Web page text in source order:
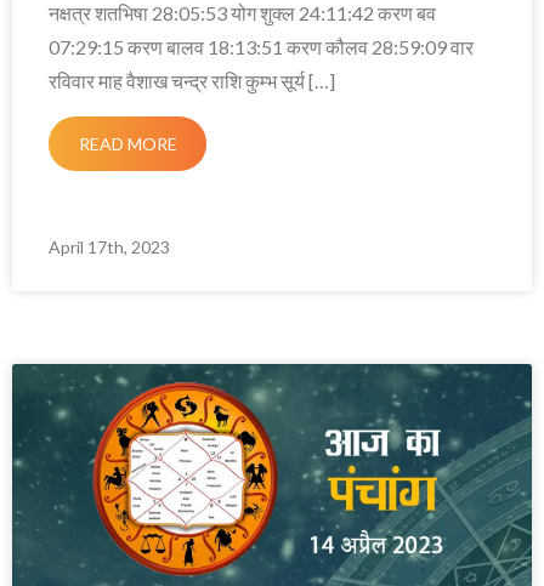
नक्षत्र शतभिषा 28:05:53 योग शुक्ल 24:11:42 करण बव
07:29:15 करण बालव 18:13:51 करण कौलव 28:59:09 वार
रविवार माह वैशाख चन्द्र राशि कुम्भ सूर्य […]
READ MORE
April 17th, 2023